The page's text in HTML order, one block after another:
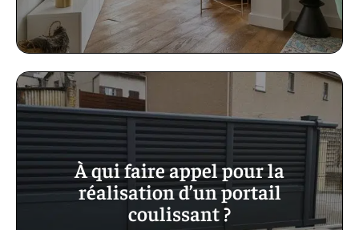
À qui faire appel pour la
réalisation d’un portail
coulissant ?